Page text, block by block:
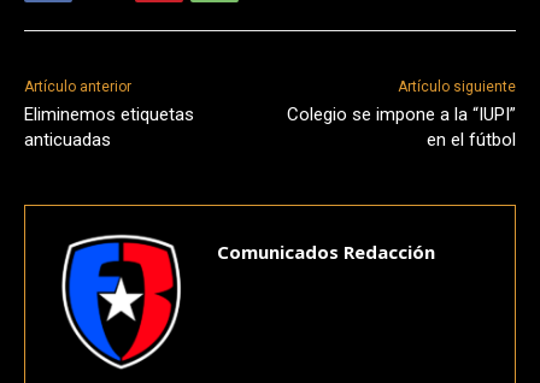
Artículo anterior
Eliminemos etiquetas
anticuadas
Artículo siguiente
Colegio se impone a la “IUPI”
en el fútbol
Comunicados Redacción